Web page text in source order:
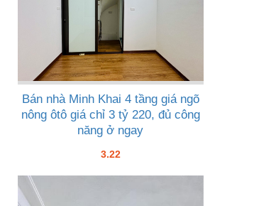
Bán nhà Minh Khai 4 tầng giá ngõ
nông ôtô giá chỉ 3 tỷ 220, đủ công
năng ở ngay
3.22